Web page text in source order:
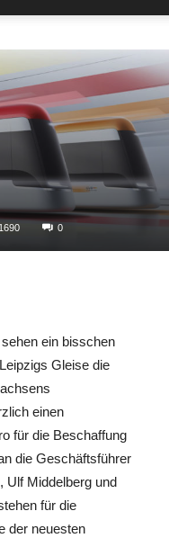
1690 0
ein bisschen
Gleise die
einen
für die Beschaffung
die Geschäftsführer
Ulf Middelberg und
für die
der neuesten